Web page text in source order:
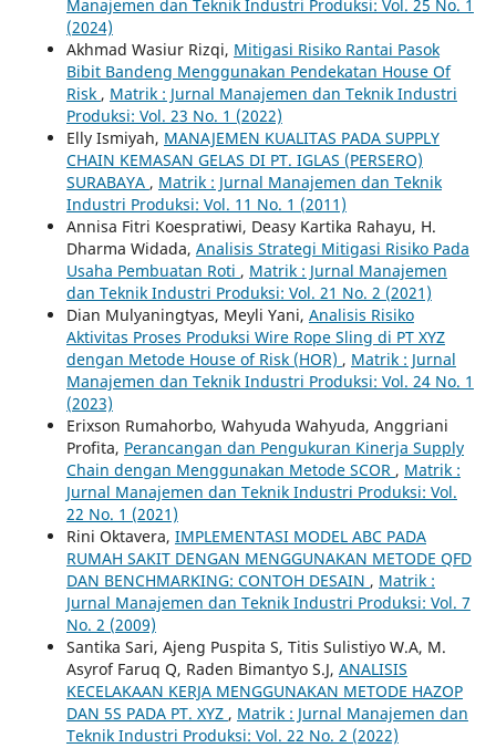
Manajemen dan Teknik Industri Produksi: Vol. 25 No. 1
(2024)
Akhmad Wasiur Rizqi, Mitigasi Risiko Rantai Pasok
Bibit Bandeng Menggunakan Pendekatan House Of
Risk , Matrik : Jurnal Manajemen dan Teknik Industri
Produksi: Vol. 23 No. 1 (2022)
Elly Ismiyah, MANAJEMEN KUALITAS PADA SUPPLY
CHAIN KEMASAN GELAS DI PT. IGLAS (PERSERO)
SURABAYA , Matrik : Jurnal Manajemen dan Teknik
Industri Produksi: Vol. 11 No. 1 (2011)
Annisa Fitri Koespratiwi, Deasy Kartika Rahayu, H.
Dharma Widada, Analisis Strategi Mitigasi Risiko Pada
Usaha Pembuatan Roti , Matrik : Jurnal Manajemen
dan Teknik Industri Produksi: Vol. 21 No. 2 (2021)
Dian Mulyaningtyas, Meyli Yani, Analisis Risiko
Aktivitas Proses Produksi Wire Rope Sling di PT XYZ
dengan Metode House of Risk (HOR) , Matrik : Jurnal
Manajemen dan Teknik Industri Produksi: Vol. 24 No. 1
(2023)
Erixson Rumahorbo, Wahyuda Wahyuda, Anggriani
Profita, Perancangan dan Pengukuran Kinerja Supply
Chain dengan Menggunakan Metode SCOR , Matrik :
Jurnal Manajemen dan Teknik Industri Produksi: Vol.
22 No. 1 (2021)
Rini Oktavera, IMPLEMENTASI MODEL ABC PADA
RUMAH SAKIT DENGAN MENGGUNAKAN METODE QFD
DAN BENCHMARKING: CONTOH DESAIN , Matrik :
Jurnal Manajemen dan Teknik Industri Produksi: Vol. 7
No. 2 (2009)
Santika Sari, Ajeng Puspita S, Titis Sulistiyo W.A, M.
Asyrof Faruq Q, Raden Bimantyo S.J, ANALISIS
KECELAKAAN KERJA MENGGUNAKAN METODE HAZOP
DAN 5S PADA PT. XYZ , Matrik : Jurnal Manajemen dan
Teknik Industri Produksi: Vol. 22 No. 2 (2022)